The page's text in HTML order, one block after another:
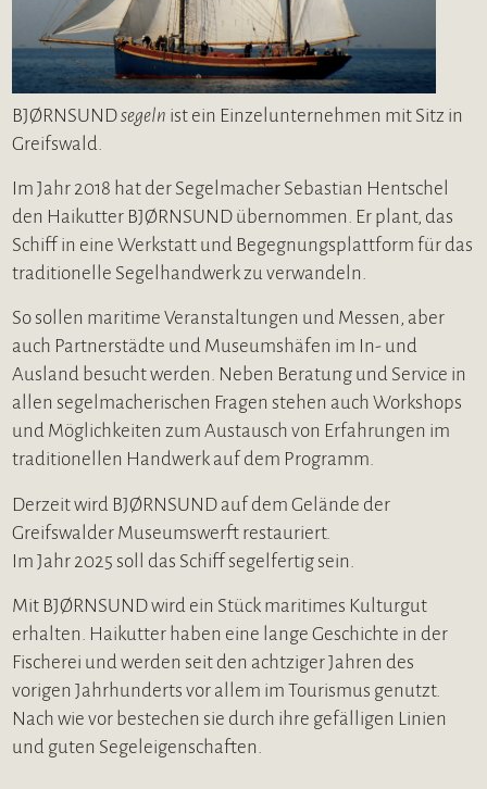
BJØRNSUNDsegeln ist ein Einzelunternehmen mit Sitz in
Greifswald.
Im Jahr 2018 hat der Segelmacher Sebastian Hentschel
den Haikutter BJØRNSUND übernommen. Er plant, das
Schiff in eine Werkstatt und Begegnungsplattform für das
traditionelle Segelhandwerk zu verwandeln.
So sollen maritime Veranstaltungen und Messen, aber
auch Partnerstädte und Museumshäfen im In- und
Ausland besucht werden. Neben Beratung und Service in
allen segelmacherischen Fragen stehen auch Workshops
und Möglichkeiten zum Austausch von Erfahrungen im
traditionellen Handwerk auf dem Programm.
Derzeit wird BJØRNSUND auf dem Gelände der
Greifswalder Museumswerft restauriert.
Im Jahr 2025 soll das Schiff segelfertig sein.
Mit BJØRNSUND wird ein Stück maritimes Kulturgut
erhalten. Haikutter haben eine lange Geschichte in der
Fischerei und werden seit den achtziger Jahren des
vorigen Jahrhunderts vor allem im Tourismus genutzt.
Nach wie vor bestechen sie durch ihre gefälligen Linien
und guten Segeleigenschaften.